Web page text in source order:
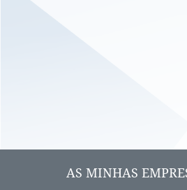
AS MINHAS